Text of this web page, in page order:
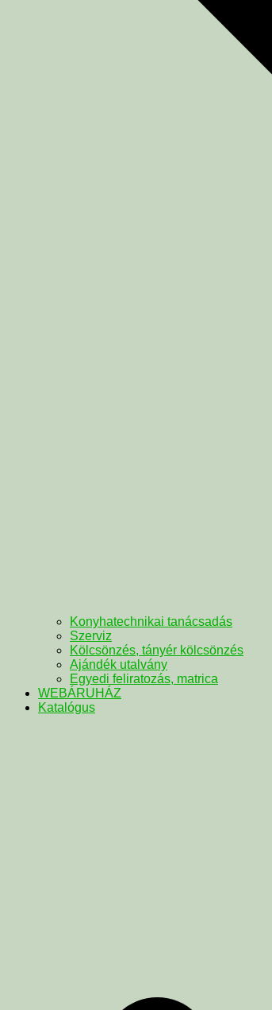
Konyhatechnikai tanácsadás
Szerviz
Kölcsönzés, tányér kölcsönzés
Ajándék utalvány
Egyedi feliratozás, matrica
WEBÁRUHÁZ
Katalógus